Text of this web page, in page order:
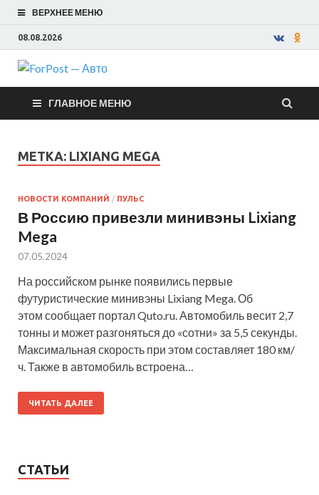
ВЕРХНЕЕ МЕНЮ
08.08.2026
ForPost —
Авто
ГЛАВНОЕ МЕНЮ
МЕТКА: LIXIANG MEGA
НОВОСТИ КОМПАНИЙ / ПУЛЬС
В Россию привезли минивэны Lixiang
Mega
07.05.2024
На российском рынке появились первые
футуристические минивэны Lixiang Mega. Об
этом сообщает портал Quto.ru. Автомобиль весит 2,7
тонны и может разгоняться до «сотни» за 5,5 секунды.
Максимальная скорость при этом составляет 180 км/
ч. Также в автомобиль встроена…
ЧИТАТЬ ДАЛЕЕ
СТАТЬИ